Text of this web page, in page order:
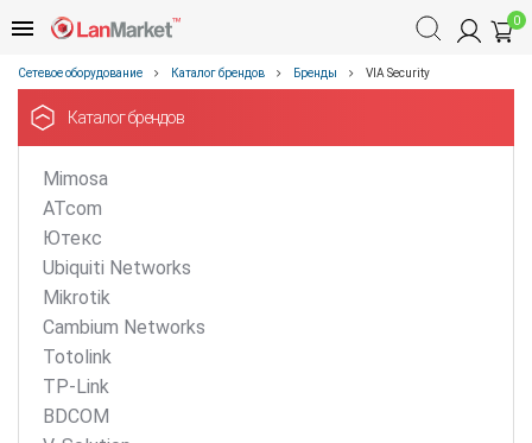
0
Сетевое оборудование Каталог брендов Бренды VIA Security
Каталог брендов
Mimosa
ATcom
Ютекс
Ubiquiti Networks
Mikrotik
Cambium Networks
Totolink
TP-Link
BDCOM